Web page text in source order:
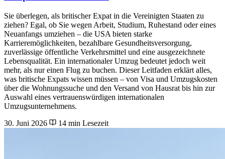
Sie überlegen, als britischer Expat in die Vereinigten Staaten zu
ziehen? Egal, ob Sie wegen Arbeit, Studium, Ruhestand oder eines
Neuanfangs umziehen – die USA bieten starke
Karrieremöglichkeiten, bezahlbare Gesundheitsversorgung,
zuverlässige öffentliche Verkehrsmittel und eine ausgezeichnete
Lebensqualität. Ein internationaler Umzug bedeutet jedoch weit
mehr, als nur einen Flug zu buchen. Dieser Leitfaden erklärt alles,
was britische Expats wissen müssen – von Visa und Umzugskosten
über die Wohnungssuche und den Versand von Hausrat bis hin zur
Auswahl eines vertrauenswürdigen internationalen
Umzugsunternehmens.
30. Juni 2026
14 min Lesezeit